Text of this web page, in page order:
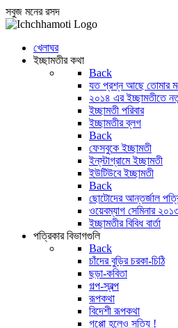
সবুজ মনের রসদ
খেলাঘর
ইচ্ছামতীর কথা
Back
যত প্রশ্ন আছে তোমার
২০১৪ এর ইচ্ছামতীতে
ইচ্ছামতী পরিবার
ইচ্ছামতীর ব্লগ
Back
ফেসবুকে ইচ্ছামতী
ইন্‌স্টাগ্রামে ইচ্ছামতী
ইউটিউবে ইচ্ছামতী
Back
ছোটোদের আন্তর্জাল
ওয়েবম্যাগ সেমিনার
ইচ্ছামতীর বিবিধ বার্তা
পত্রিকার বিভাগগুলি
Back
চাঁদের বুড়ির চরকা-চিঠি
ছড়া-কবিতা
গল্প-স্বল্প
রূপকথা
বিদেশী রূপকথা
গপ্পো হলেও সত্যি !